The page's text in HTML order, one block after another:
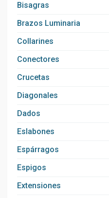
Bisagras
Brazos Luminaria
Collarines
Conectores
Crucetas
Diagonales
Dados
Eslabones
Espárragos
Espigos
Extensiones